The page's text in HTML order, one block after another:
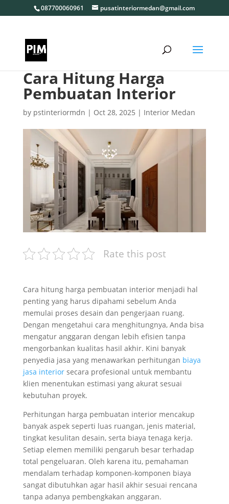
087700060961 pusatinteriormedan@gmail.com
Cara Hitung Harga
Pembuatan Interior
by pstinteriormdn | Oct 28, 2025 | Interior Medan
Rate this post
Cara hitung harga pembuatan interior menjadi hal
penting yang harus dipahami sebelum Anda
memulai proses desain dan pengerjaan ruang.
Dengan mengetahui cara menghitungnya, Anda bisa
mengatur anggaran dengan lebih efisien tanpa
mengorbankan kualitas hasil akhir. Kini banyak
penyedia jasa yang menawarkan perhitungan biaya
jasa interiorsecara profesional untuk membantu
klien menentukan estimasi yang akurat sesuai
kebutuhan proyek.
Perhitungan harga pembuatan interior mencakup
banyak aspek seperti luas ruangan, jenis material,
tingkat kesulitan desain, serta biaya tenaga kerja.
Setiap elemen memiliki pengaruh besar terhadap
total pengeluaran. Oleh karena itu, pemahaman
mendalam terhadap komponen-komponen biaya
sangat dibutuhkan agar hasil akhir sesuai rencana
tanpa adanya pembengkakan anggaran.